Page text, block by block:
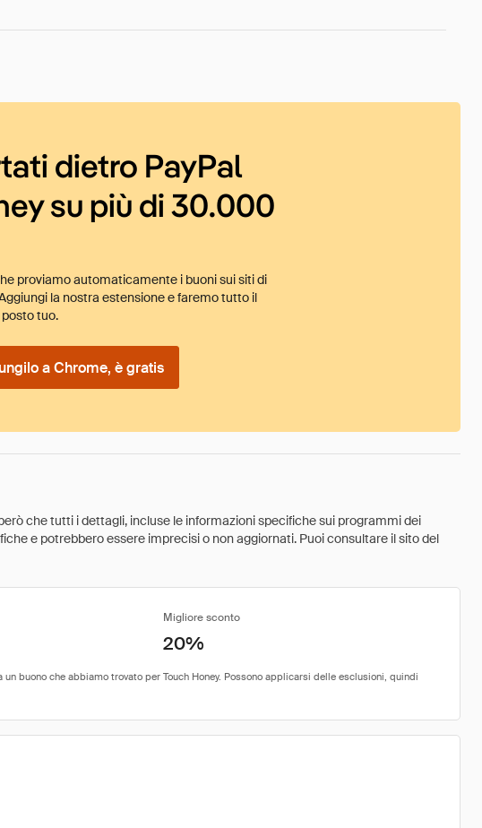
dietro PayPal
su più di 30.000
proviamo automaticamente i buoni sui siti di
la nostra estensione e faremo tutto il
tuo.
a Chrome, è gratis
che tutti i dettagli, incluse le informazioni specifiche sui programmi dei
e potrebbero essere imprecisi o non aggiornati. Puoi consultare il sito del
Migliore sconto
20%